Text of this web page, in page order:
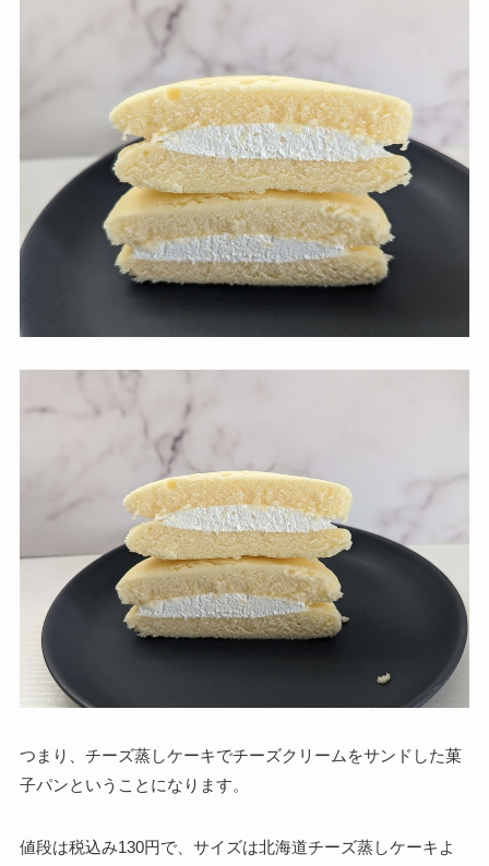
つまり、チーズ蒸しケーキでチーズクリームをサンドした菓
子パンということになります。
値段は税込み130円で、サイズは北海道チーズ蒸しケーキよ